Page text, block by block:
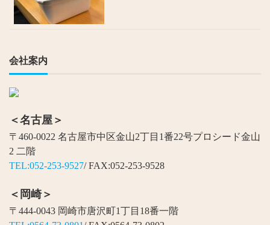
会社案内
＜名古屋＞
〒460-0022 名古屋市中区金山2丁目1番22号プロシード金山
2 二階
TEL:052-253-9527/ FAX:052-253-9528
＜岡崎＞
〒444-0043 岡崎市唐沢町1丁目18番一階